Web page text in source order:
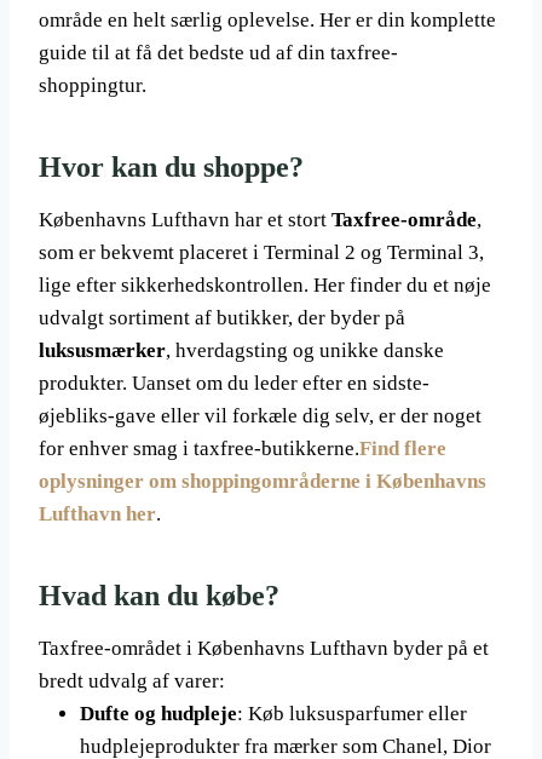
område en helt særlig oplevelse. Her er din komplette
guide til at få det bedste ud af din taxfree-
shoppingtur.
Hvor kan du shoppe?
Københavns Lufthavn har et stort Taxfree-område,
som er bekvemt placeret i Terminal 2 og Terminal 3,
lige efter sikkerhedskontrollen. Her finder du et nøje
udvalgt sortiment af butikker, der byder på
luksusmærker, hverdagsting og unikke danske
produkter. Uanset om du leder efter en sidste-
øjebliks-gave eller vil forkæle dig selv, er der noget
for enhver smag i taxfree-butikkerne.Find flere
oplysninger om shoppingområderne i Københavns
Lufthavn her.
Hvad kan du købe?
Taxfree-området i Københavns Lufthavn byder på et
bredt udvalg af varer:
Dufte og hudpleje: Køb luksusparfumer eller
hudplejeprodukter fra mærker som Chanel, Dior